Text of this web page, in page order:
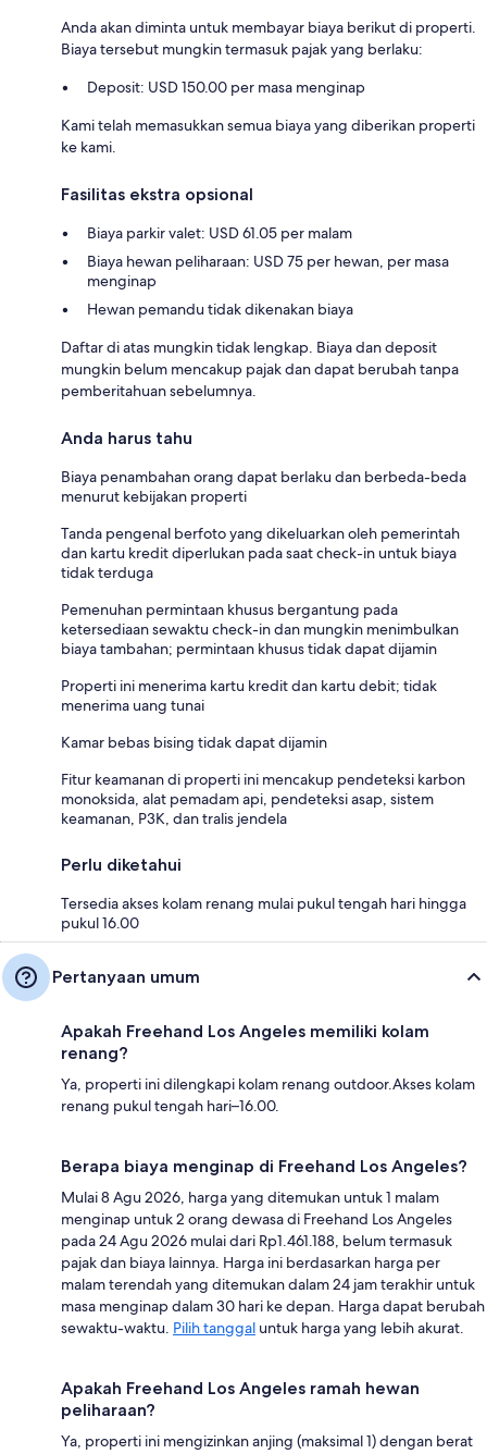
Anda akan diminta untuk membayar biaya berikut di properti.
Biaya tersebut mungkin termasuk pajak yang berlaku:
Deposit: USD 150.00 per masa menginap
Kami telah memasukkan semua biaya yang diberikan properti
ke kami.
Fasilitas ekstra opsional
Biaya parkir valet: USD 61.05 per malam
Biaya hewan peliharaan: USD 75 per hewan, per masa
menginap
Hewan pemandu tidak dikenakan biaya
Daftar di atas mungkin tidak lengkap. Biaya dan deposit
mungkin belum mencakup pajak dan dapat berubah tanpa
pemberitahuan sebelumnya.
Anda harus tahu
Biaya penambahan orang dapat berlaku dan berbeda-beda
menurut kebijakan properti
Tanda pengenal berfoto yang dikeluarkan oleh pemerintah
dan kartu kredit diperlukan pada saat check-in untuk biaya
tidak terduga
Pemenuhan permintaan khusus bergantung pada
ketersediaan sewaktu check-in dan mungkin menimbulkan
biaya tambahan; permintaan khusus tidak dapat dijamin
Properti ini menerima kartu kredit dan kartu debit; tidak
menerima uang tunai
Kamar bebas bising tidak dapat dijamin
Fitur keamanan di properti ini mencakup pendeteksi karbon
monoksida, alat pemadam api, pendeteksi asap, sistem
keamanan, P3K, dan tralis jendela
Perlu diketahui
Tersedia akses kolam renang mulai pukul tengah hari hingga
pukul 16.00
Pertanyaan umum
Apakah Freehand Los Angeles memiliki kolam
renang?
Ya, properti ini dilengkapi kolam renang outdoor.Akses kolam
renang pukul tengah hari–16.00.
Berapa biaya menginap di Freehand Los Angeles?
Mulai 8 Agu 2026, harga yang ditemukan untuk 1 malam
menginap untuk 2 orang dewasa di Freehand Los Angeles
pada 24 Agu 2026 mulai dari Rp1.461.188, belum termasuk
pajak dan biaya lainnya. Harga ini berdasarkan harga per
malam terendah yang ditemukan dalam 24 jam terakhir untuk
masa menginap dalam 30 hari ke depan. Harga dapat berubah
sewaktu-waktu. Pilih tanggal untuk harga yang lebih akurat.
Apakah Freehand Los Angeles ramah hewan
peliharaan?
Ya, properti ini mengizinkan anjing (maksimal 1) dengan berat